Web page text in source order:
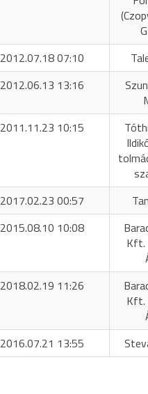
2012.07.18 07:10
2012.06.13 13:16
2011.11.23 10:15
2017.02.23 00:57
2015.08.10 10:08
Kft.
2018.02.19 11:26
Kft.
2016.07.21 13:55